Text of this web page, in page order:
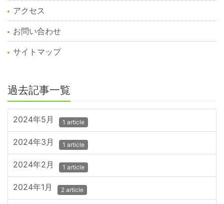
アクセス
お問い合わせ
サイトマップ
過去記事一覧
2024年5月 1 article
2024年3月 1 article
2024年2月 1 article
2024年1月 2 article